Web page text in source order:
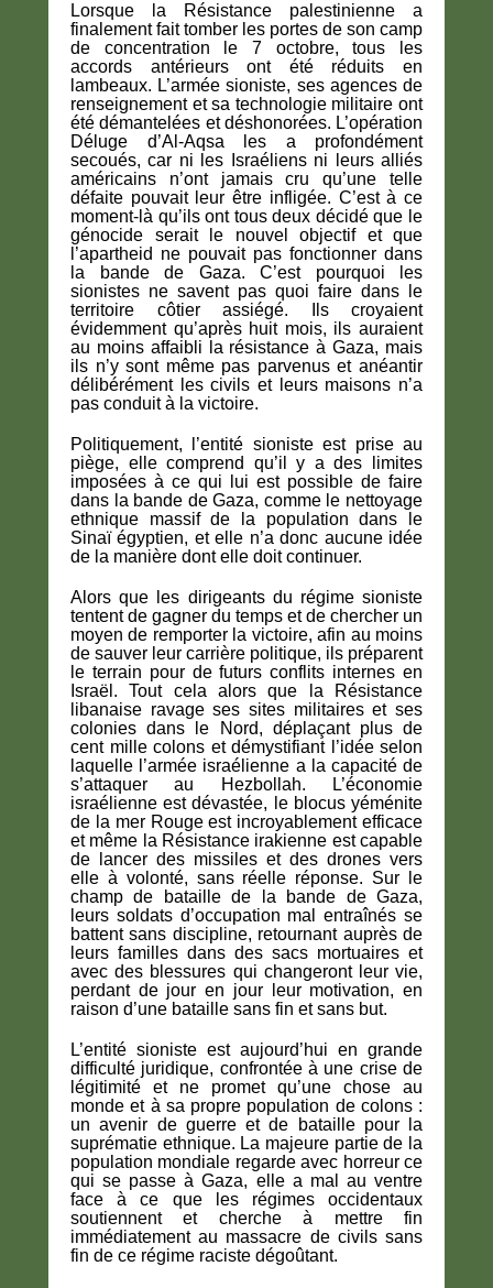
Lorsque la Résistance palestinienne a
finalement fait tomber les portes de son camp
de concentration le 7 octobre, tous les
accords antérieurs ont été réduits en
lambeaux. L’armée sioniste, ses agences de
renseignement et sa technologie militaire ont
été démantelées et déshonorées. L’opération
Déluge d’Al-Aqsa les a profondément
secoués, car ni les Israéliens ni leurs alliés
américains n’ont jamais cru qu’une telle
défaite pouvait leur être infligée. C’est à ce
moment-là qu’ils ont tous deux décidé que le
génocide serait le nouvel objectif et que
l’apartheid ne pouvait pas fonctionner dans
la bande de Gaza. C’est pourquoi les
sionistes ne savent pas quoi faire dans le
territoire côtier assiégé. Ils croyaient
évidemment qu’après huit mois, ils auraient
au moins affaibli la résistance à Gaza, mais
ils n’y sont même pas parvenus et anéantir
délibérément les civils et leurs maisons n’a
pas conduit à la victoire.
Politiquement, l’entité sioniste est prise au
piège, elle comprend qu’il y a des limites
imposées à ce qui lui est possible de faire
dans la bande de Gaza, comme le nettoyage
ethnique massif de la population dans le
Sinaï égyptien, et elle n’a donc aucune idée
de la manière dont elle doit continuer.
Alors que les dirigeants du régime sioniste
tentent de gagner du temps et de chercher un
moyen de remporter la victoire, afin au moins
de sauver leur carrière politique, ils préparent
le terrain pour de futurs conflits internes en
Israël. Tout cela alors que la Résistance
libanaise ravage ses sites militaires et ses
colonies dans le Nord, déplaçant plus de
cent mille colons et démystifiant l’idée selon
laquelle l’armée israélienne a la capacité de
s’attaquer au Hezbollah. L’économie
israélienne est dévastée, le blocus yéménite
de la mer Rouge est incroyablement efficace
et même la Résistance irakienne est capable
de lancer des missiles et des drones vers
elle à volonté, sans réelle réponse. Sur le
champ de bataille de la bande de Gaza,
leurs soldats d’occupation mal entraînés se
battent sans discipline, retournant auprès de
leurs familles dans des sacs mortuaires et
avec des blessures qui changeront leur vie,
perdant de jour en jour leur motivation, en
raison d’une bataille sans fin et sans but.
L’entité sioniste est aujourd’hui en grande
difficulté juridique, confrontée à une crise de
légitimité et ne promet qu’une chose au
monde et à sa propre population de colons :
un avenir de guerre et de bataille pour la
suprématie ethnique. La majeure partie de la
population mondiale regarde avec horreur ce
qui se passe à Gaza, elle a mal au ventre
face à ce que les régimes occidentaux
soutiennent et cherche à mettre fin
immédiatement au massacre de civils sans
fin de ce régime raciste dégoûtant.